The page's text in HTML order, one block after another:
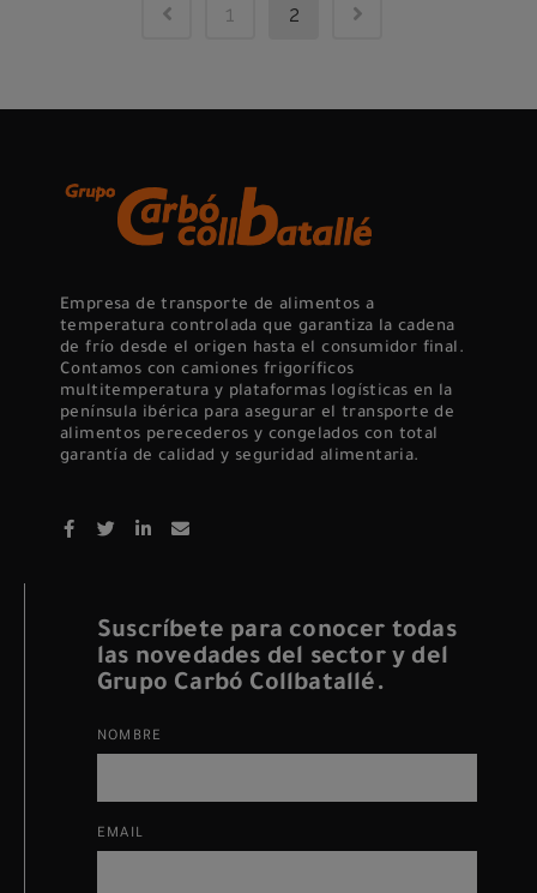
1 2
Empresa de transporte de alimentos a
temperatura controlada que garantiza la cadena
de frío desde el origen hasta el consumidor final.
Contamos con camiones frigoríficos
multitemperatura y plataformas logísticas en la
península ibérica para asegurar el transporte de
alimentos perecederos y congelados con total
garantía de calidad y seguridad alimentaria.
Suscríbete para conocer todas
las novedades del sector y del
Grupo Carbó Collbatallé.
NOMBRE
EMAIL